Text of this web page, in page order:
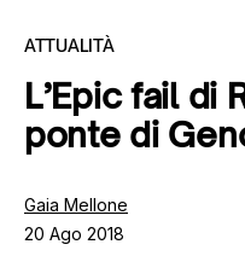
Tutti gli articoli
Chi siamo
ATTUALITÀ
L’Epic fail di
ponte di
Gaia Mellone
20 Ago 2018